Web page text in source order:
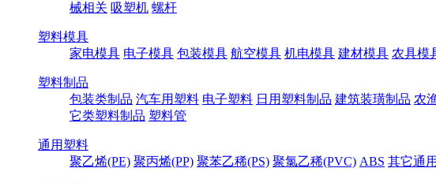
械相关 吸塑机 螺杆
塑料模具
家电模具 电子模具 包装模具 航空模具 机电模具 建材模具 农具模
塑料制品
包装类制品 汽车用塑料 电子塑料 日用塑料制品 建筑装璜制品 农
它类塑料制品 塑料管
通用塑料
聚乙烯(PE) 聚丙烯(PP) 聚苯乙稀(PS) 聚氯乙稀(PVC) ABS 其它通